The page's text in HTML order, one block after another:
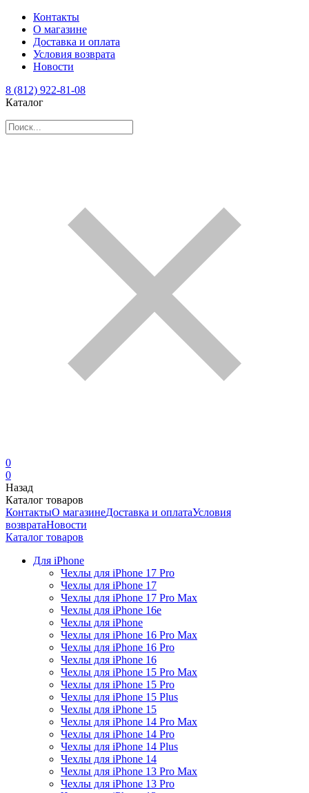
Контакты
О магазине
Доставка и оплата
Условия возврата
Новости
8 (812) 922-81-08
Каталог
0
0
Назад
Каталог товаров
КонтактыО магазинеДоставка и оплатаУсловия
возвратаНовости
Каталог товаров
Для iPhone
Чехлы для iPhone 17 Pro
Чехлы для iPhone 17
Чехлы для iPhone 17 Pro Max
Чехлы для iPhone 16e
Чехлы для iPhone
Чехлы для iPhone 16 Pro Max
Чехлы для iPhone 16 Pro
Чехлы для iPhone 16
Чехлы для iPhone 15 Pro Max
Чехлы для iPhone 15 Pro
Чехлы для iPhone 15 Plus
Чехлы для iPhone 15
Чехлы для iPhone 14 Pro Max
Чехлы для iPhone 14 Pro
Чехлы для iPhone 14 Plus
Чехлы для iPhone 14
Чехлы для iPhone 13 Pro Max
Чехлы для iPhone 13 Pro